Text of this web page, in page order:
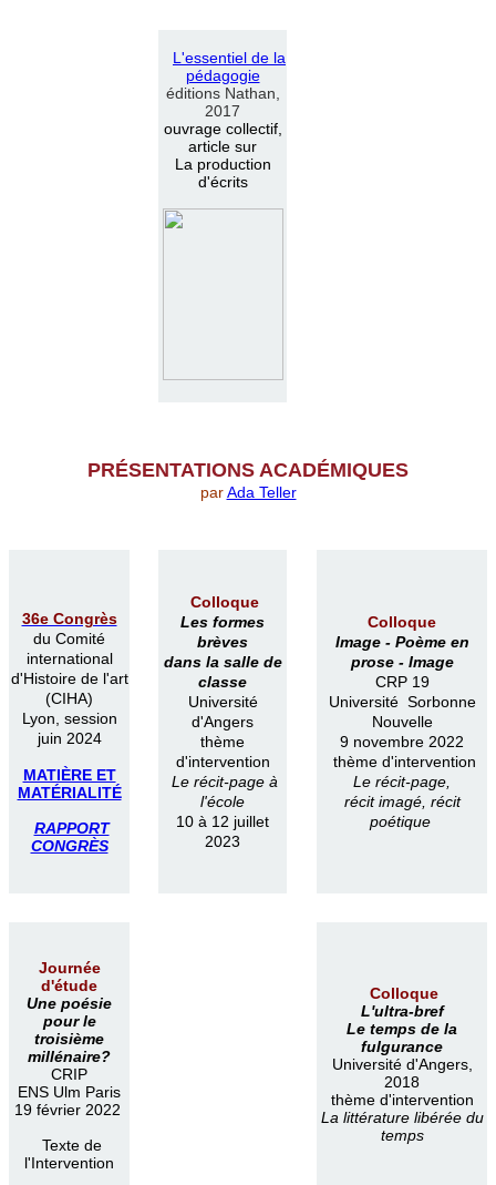
L'essentiel de la
pédagogie
éditions Nathan,
2017
ouvrage collectif,
article sur
La production
d'écrits
PRÉSENTATIONS ACADÉMIQUES
parAda Teller
36e Congrès
du Comité
international
d'Histoire de l'art
(CIHA)
Lyon, session
juin 2024
MATIÈRE ET
MATÉRIALITÉ
RAPPORT
CONGRÈS
Colloque
Les formes
brèves
dans la salle de
classe
Université
d'Angers
thème
d'intervention
Le récit-page à
l'école
10 à 12 juillet
2023
Colloque
Image - Poème en
prose - Image
CRP 19
Université Sorbonne
Nouvelle
9 novembre 2022
thème d'intervention
Le récit-page,
récit imagé, récit
poétique
Journée
d'étude
Une poésie
pour le
troisième
millénaire?
CRIP
ENS Ulm Paris
19 février 2022
Texte de
l'Intervention
Colloque
L'ultra-bref
Le temps de la
fulgurance
Université d'Angers,
2018
thème d'intervention
La littérature libérée du
temps